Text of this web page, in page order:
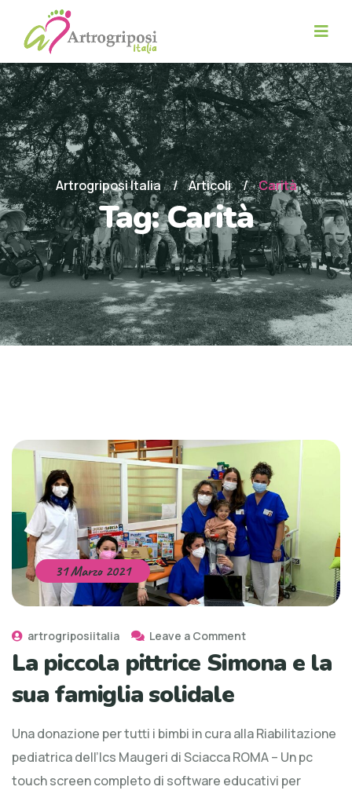
Artrogriposi Italia Articoli Carità
Tag:Carità
31 Marzo 2021
artrogriposiitalia Leave a Comment
La piccola pittrice Simona e la
sua famiglia solidale
Una donazione per tutti i bimbi in cura alla Riabilitazione
pediatrica dell’Ics Maugeri di Sciacca ROMA – Un pc
touch screen completo di software educativi per